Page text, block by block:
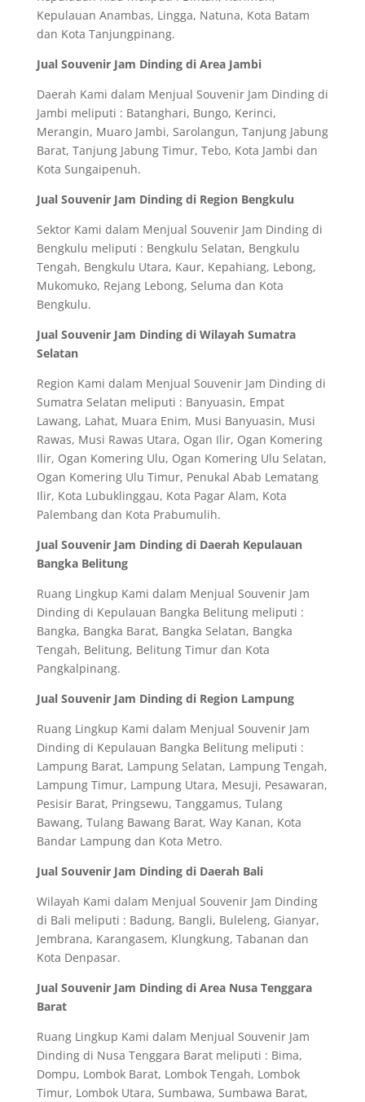
Kepulauan Anambas, Lingga, Natuna, Kota Batam
dan Kota Tanjungpinang.
Jual Souvenir Jam Dinding di Area Jambi
Daerah Kami dalam Menjual Souvenir Jam Dinding di
Jambi meliputi : Batanghari, Bungo, Kerinci,
Merangin, Muaro Jambi, Sarolangun, Tanjung Jabung
Barat, Tanjung Jabung Timur, Tebo, Kota Jambi dan
Kota Sungaipenuh.
Jual Souvenir Jam Dinding di Region Bengkulu
Sektor Kami dalam Menjual Souvenir Jam Dinding di
Bengkulu meliputi : Bengkulu Selatan, Bengkulu
Tengah, Bengkulu Utara, Kaur, Kepahiang, Lebong,
Mukomuko, Rejang Lebong, Seluma dan Kota
Bengkulu.
Jual Souvenir Jam Dinding di Wilayah Sumatra
Selatan
Region Kami dalam Menjual Souvenir Jam Dinding di
Sumatra Selatan meliputi : Banyuasin, Empat
Lawang, Lahat, Muara Enim, Musi Banyuasin, Musi
Rawas, Musi Rawas Utara, Ogan Ilir, Ogan Komering
Ilir, Ogan Komering Ulu, Ogan Komering Ulu Selatan,
Ogan Komering Ulu Timur, Penukal Abab Lematang
Ilir, Kota Lubuklinggau, Kota Pagar Alam, Kota
Palembang dan Kota Prabumulih.
Jual Souvenir Jam Dinding di Daerah Kepulauan
Bangka Belitung
Ruang Lingkup Kami dalam Menjual Souvenir Jam
Dinding di Kepulauan Bangka Belitung meliputi :
Bangka, Bangka Barat, Bangka Selatan, Bangka
Tengah, Belitung, Belitung Timur dan Kota
Pangkalpinang.
Jual Souvenir Jam Dinding di Region Lampung
Ruang Lingkup Kami dalam Menjual Souvenir Jam
Dinding di Kepulauan Bangka Belitung meliputi :
Lampung Barat, Lampung Selatan, Lampung Tengah,
Lampung Timur, Lampung Utara, Mesuji, Pesawaran,
Pesisir Barat, Pringsewu, Tanggamus, Tulang
Bawang, Tulang Bawang Barat, Way Kanan, Kota
Bandar Lampung dan Kota Metro.
Jual Souvenir Jam Dinding di Daerah Bali
Wilayah Kami dalam Menjual Souvenir Jam Dinding
di Bali meliputi : Badung, Bangli, Buleleng, Gianyar,
Jembrana, Karangasem, Klungkung, Tabanan dan
Kota Denpasar.
Jual Souvenir Jam Dinding di Area Nusa Tenggara
Barat
Ruang Lingkup Kami dalam Menjual Souvenir Jam
Dinding di Nusa Tenggara Barat meliputi : Bima,
Dompu, Lombok Barat, Lombok Tengah, Lombok
Timur, Lombok Utara, Sumbawa, Sumbawa Barat,